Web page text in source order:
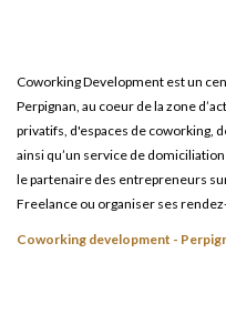
Coworking Development est un
Perpignan, au coeur de la zone
privatifs, d'espaces de coworking,
ainsi qu’un service de
le partenaire des entrepreneurs
Freelance ou organiser ses
Coworking development -